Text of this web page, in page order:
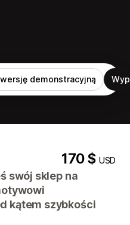
demonstracyjną
170 $USD
swój sklep na
kątem szybkości